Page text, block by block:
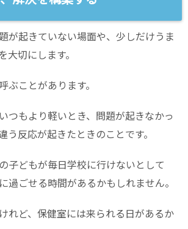
が起きていない場面や、少しだけうま
大切にします。
ぶことがあります。
つもより軽いとき、問題が起きなかっ
う反応が起きたときのことです。
子どもが毎日学校に行けないとして
過ごせる時間があるかもしれません。
れど、保健室には来られる日があるか